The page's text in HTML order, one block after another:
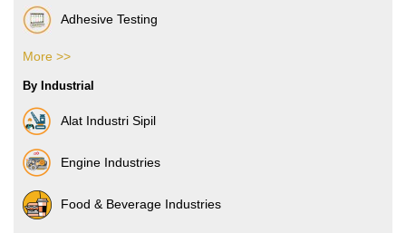
Adhesive Testing
Boxes & Cartons
More >>
By Industrial
Alat Industri Sipil
Engine Industries
Food & Beverage Industries